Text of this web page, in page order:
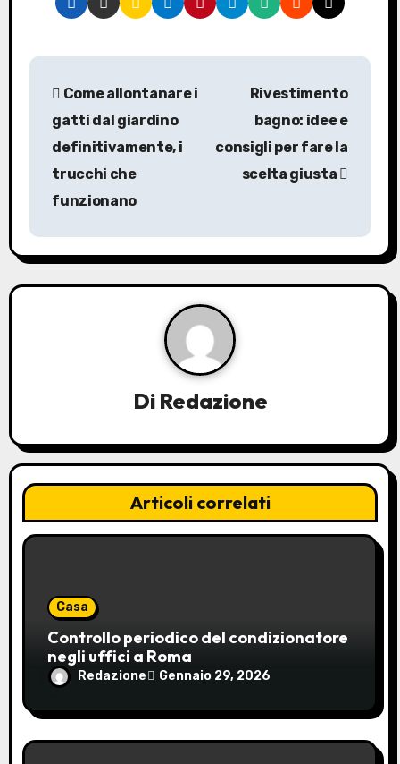
N
a
z
e
a
r
t
i
Come allontanare i
gatti dal giardino
definitivamente, i
trucchi che
funzionano
Rivestimento
bagno: idee e
consigli per fare la
scelta giusta
Di Redazione
Articoli correlati
Casa
Controllo periodico del condizionatore
negli uffici a Roma
Redazione Gennaio 29, 2026